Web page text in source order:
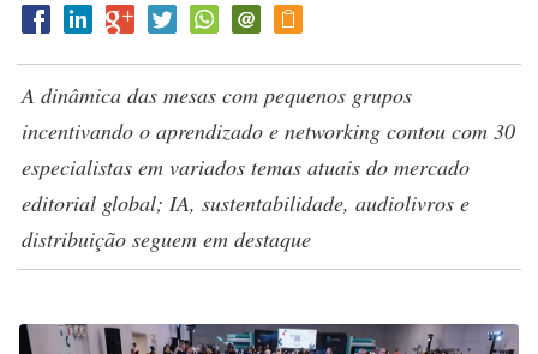
A dinâmica das mesas com pequenos grupos
incentivando o aprendizado e networking contou com 30
especialistas em variados temas atuais do mercado
editorial global; IA, sustentabilidade, audiolivros e
distribuição seguem em destaque